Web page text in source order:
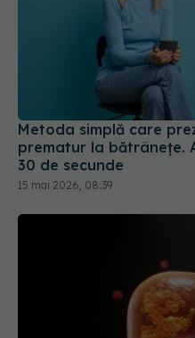
Metoda simplă care
prematur la bătrânețe.
30 de secunde
15 mai 2026, 08:39